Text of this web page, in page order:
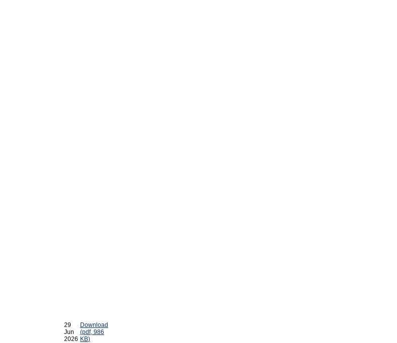
29
Jun
2026
Download
(pdf, 986
KB)